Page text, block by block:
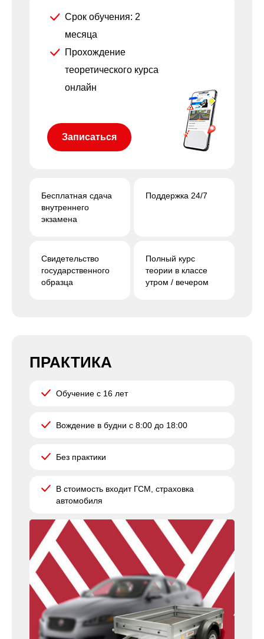
Срок обучения: 2
месяца
Прохождение
теоретического курса
онлайн
Записаться
Бесплатная сдача
внутреннего
экзамена
Поддержка 24/7
Свидетельство
государственного
образца
Полный курс
теории в классе
утром / вечером
ПРАКТИКА
Обучение с 16 лет
Вождение в будни с 8:00 до 18:00
Без практики
В стоимость входит ГСМ, страховка
автомобиля